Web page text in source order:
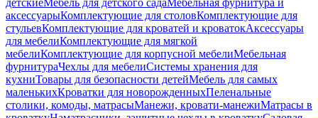
детскиеМебель для детского садаМебельная фурнитура и
аксессуарыКомплектующие для столовКомплектующие для
стульевКомплектующие для кроватей и кроватокАксессуары
для мебелиКомплектующие для мягкой
мебелиКомплектующие для корпусной мебелиМебельная
фурнитураЧехлы для мебелиСистемы хранения для
кухниТовары для безопасности детейМебель для самых
маленькихКроватки для новорожденныхПеленальные
столики, комоды, матрасыМанежи, кровати-манежиМатрасы в